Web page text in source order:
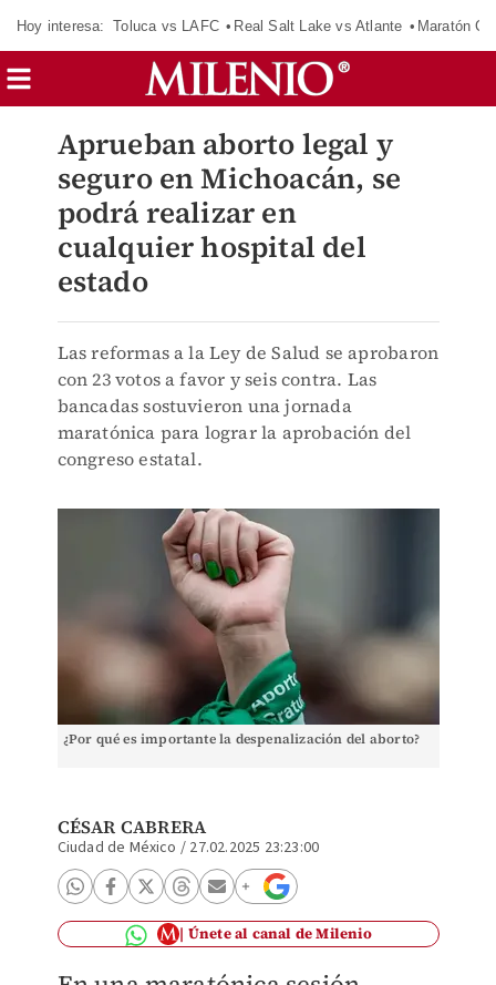
Hoy interesa: Toluca vs LAFC Real Salt Lake vs Atlante Maratón
Aprueban aborto legal y
seguro en Michoacán, se
podrá realizar en
cualquier hospital del
estado
Las reformas a la Ley de Salud se aprobaron
con 23 votos a favor y seis contra. Las
bancadas sostuvieron una jornada
maratónica para lograr la aprobación del
congreso estatal.
¿Por qué es importante la despenalización del aborto?
CÉSAR CABRERA
Ciudad de México / 27.02.2025 23:23:00
Únete al canal de Milenio